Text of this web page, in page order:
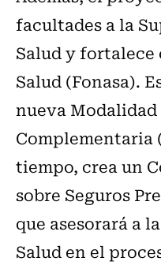
facultades a la
Salud y fortalece
Salud (Fonasa).
nueva
Complementaria
tiempo, crea un
sobre Seguros
que asesorará a
Salud en el